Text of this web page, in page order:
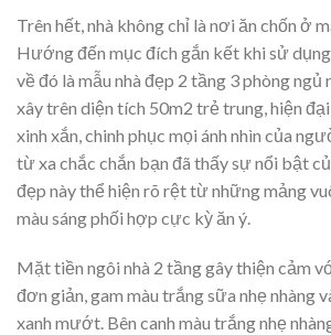
Trên hết, nhà không chỉ là nơi ăn chốn ở
Hướng đến mục đích gắn kết khi sử
về đó là mẫu nhà đẹp 2 tầng 3 phòng ngủ
xây trên diện tích 50m2 trẻ trung, hiện
xinh xắn, chinh phục mọi ánh nhìn của
từ xa chắc chắn bạn đã thấy sự nổi bật
đẹp này thể hiện rõ rệt từ những mảng
màu sáng phối hợp cực kỳ ăn ý.
Mặt tiền ngôi nhà 2 tầng gây thiện cảm
đơn giản, gam màu trắng sữa nhẹ nhàng
xanh mướt. Bên canh màu trắng nhẹ